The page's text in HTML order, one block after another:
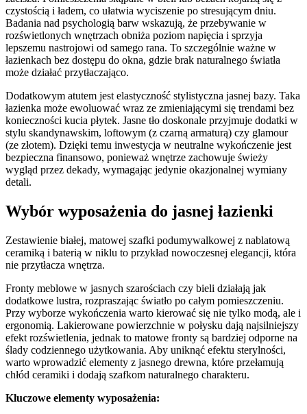
czystością i ładem, co ułatwia wyciszenie po stresującym dniu.
Badania nad psychologią barw wskazują, że przebywanie w
rozświetlonych wnętrzach obniża poziom napięcia i sprzyja
lepszemu nastrojowi od samego rana. To szczególnie ważne w
łazienkach bez dostępu do okna, gdzie brak naturalnego światła
może działać przytłaczająco.
Dodatkowym atutem jest elastyczność stylistyczna jasnej bazy. Taka
łazienka może ewoluować wraz ze zmieniającymi się trendami bez
konieczności kucia płytek. Jasne tło doskonale przyjmuje dodatki w
stylu skandynawskim, loftowym (z czarną armaturą) czy glamour
(ze złotem). Dzięki temu inwestycja w neutralne wykończenie jest
bezpieczna finansowo, ponieważ wnętrze zachowuje świeży
wygląd przez dekady, wymagając jedynie okazjonalnej wymiany
detali.
Wybór wyposażenia do jasnej łazienki
Zestawienie białej, matowej szafki podumywalkowej z nablatową
ceramiką i baterią w niklu to przykład nowoczesnej elegancji, która
nie przytłacza wnętrza.
Fronty meblowe w jasnych szarościach czy bieli działają jak
dodatkowe lustra, rozpraszając światło po całym pomieszczeniu.
Przy wyborze wykończenia warto kierować się nie tylko modą, ale i
ergonomią. Lakierowane powierzchnie w połysku dają najsilniejszy
efekt rozświetlenia, jednak to matowe fronty są bardziej odporne na
ślady codziennego użytkowania. Aby uniknąć efektu sterylności,
warto wprowadzić elementy z jasnego drewna, które przełamują
chłód ceramiki i dodają szafkom naturalnego charakteru.
Kluczowe elementy wyposażenia: